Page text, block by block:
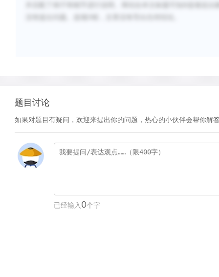
题目讨论
如果对题目有疑问，欢迎来提出你的问题，热心的小伙伴会帮你解
已经输入 0个字